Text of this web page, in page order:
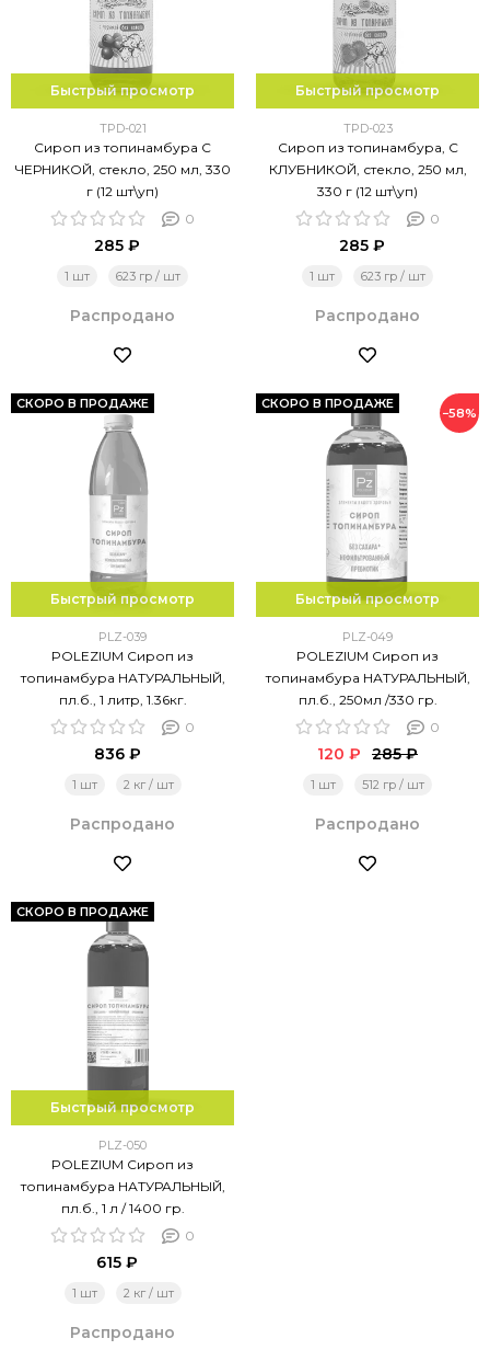
Быстрый просмотр
TPD-021
Сироп из топинамбура С
ЧЕРНИКОЙ, стекло, 250 мл, 330
г (12 шт\уп)
0
285 ₽
1 шт 623 гр / шт
Распродано
Быстрый просмотр
TPD-023
Сироп из топинамбура, С
КЛУБНИКОЙ, стекло, 250 мл,
330 г (12 шт\уп)
0
285 ₽
1 шт 623 гр / шт
Распродано
СКОРО В ПРОДАЖЕ
Быстрый просмотр
PLZ-039
POLEZIUM Сироп из
топинамбура НАТУРАЛЬНЫЙ,
пл.б., 1 литр, 1.36кг.
0
836 ₽
1 шт 2 кг / шт
Распродано
СКОРО В ПРОДАЖЕ
−58%
Быстрый просмотр
PLZ-049
POLEZIUM Сироп из
топинамбура НАТУРАЛЬНЫЙ,
пл.б., 250мл /330 гр.
0
120 ₽ 285 ₽
1 шт 512 гр / шт
Распродано
СКОРО В ПРОДАЖЕ
Быстрый просмотр
PLZ-050
POLEZIUM Сироп из
топинамбура НАТУРАЛЬНЫЙ,
пл.б., 1 л / 1400 гр.
0
615 ₽
1 шт 2 кг / шт
Распродано